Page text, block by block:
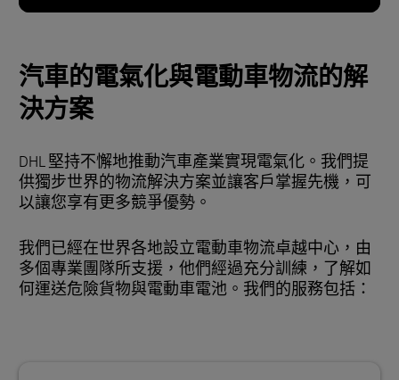
汽車的電氣化與電動車物流的解
決方案
DHL 堅持不懈地推動汽車產業實現電氣化。我們提
供獨步世界的物流解決方案並讓客戶掌握先機，可
以讓您享有更多競爭優勢。
我們已經在世界各地設立電動車物流卓越中心，由
多個專業團隊所支援，他們經過充分訓練，了解如
何運送危險貨物與電動車電池。我們的服務包括：